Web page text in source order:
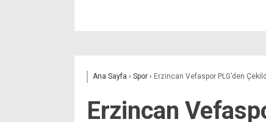
Ana Sayfa › Spor › Erzincan Vefaspor PLG’den
Erzincan